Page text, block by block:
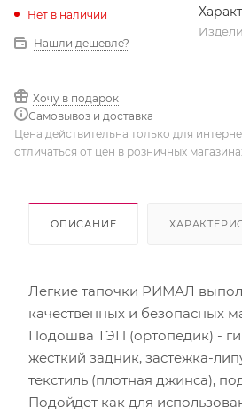
Нет в наличии
Нашли дешевле?
Хочу в подарок
Самовывоз и доставка
Цена действительна только для
отличаться от цен в розничных
ОПИСАНИЕ
Легкие тапочки РИМАЛ
качественных и безопасных
Подошва ТЭП (ортопедик) -
жесткий задник, застежка-
текстиль (плотная джинса),
Подойдет как для